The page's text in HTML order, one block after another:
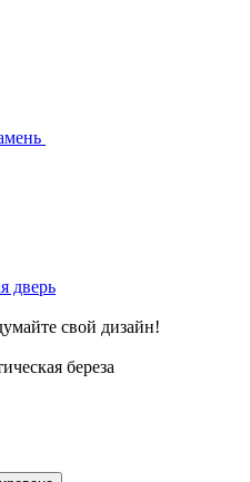
дверь
свой дизайн!
береза